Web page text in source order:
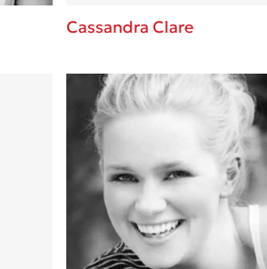
Cassandra Clare